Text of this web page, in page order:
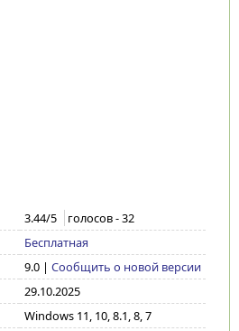
3.44/5 голосов -32
Бесплатная
9.0| Сообщить о новой версии
29.10.2025
Windows 11, 10, 8.1, 8, 7